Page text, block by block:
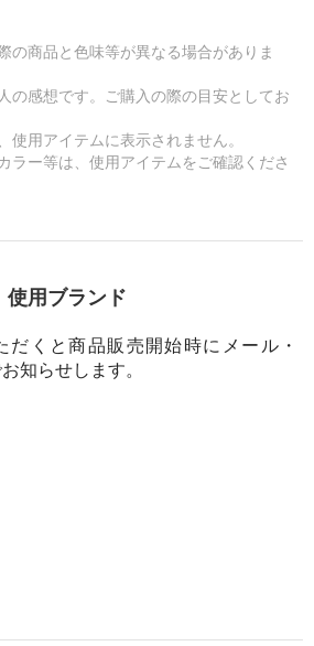
の商品と色味等が異なる場合がありま
の感想です。ご購入の際の目安としてお
用アイテムに表示されません。
ラー等は、使用アイテムをご確認くださ
使用ブランド
だくと商品販売開始時にメール・
知らせします。